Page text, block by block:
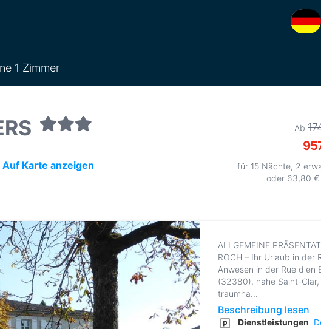
1 Zimmer
Auf Karte anzeigen
Ab
für 15 Nächte, 2
oder 63,80 €
ALLGEMEINE
ROCH – Ihr Urlaub in der
Anwesen in der Rue d'en
(32380), nahe Saint-
traumha...
Beschreibung lesen
Dienstleistungen